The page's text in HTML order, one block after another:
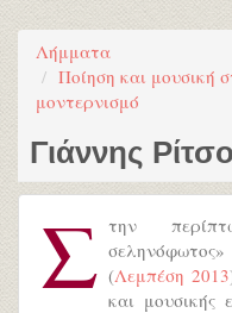
Λήμματα
Ποίηση και μουσική
μοντερνισμό
Γιάννης
Σ την
(Λεμπέση 2013
και μουσικής